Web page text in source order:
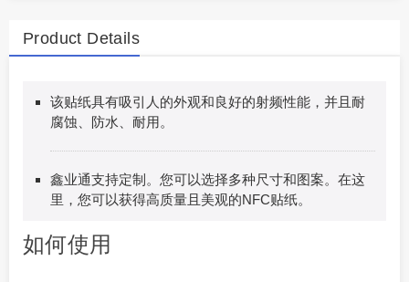
Product Details
该贴纸具有吸引人的外观和良好的射频性能，并且耐
腐蚀、防水、耐用。
鑫业通支持定制。您可以选择多种尺寸和图案。在这
里，您可以获得高质量且美观的NFC贴纸。
如何使用